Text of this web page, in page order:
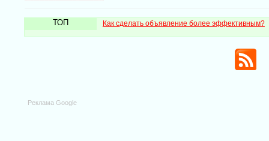
ТОП Как сделать объявление более эффективным?
Реклама Google